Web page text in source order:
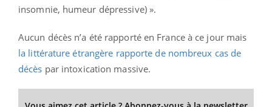
insomnie, humeur dépressive) ».
Aucun décès n’a été rapporté en France à ce jour mais
la littérature étrangère rapporte de nombreux cas de
décès par intoxication massive.